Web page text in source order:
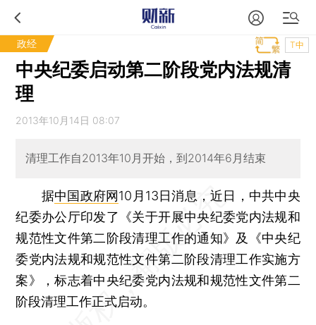
政经 T中
中央纪委启动第二阶段党内法规清
理
2013年10月14日 08:07
清理工作自2013年10月开始，到2014年6月结束
据中国政府网10月13日消息，近日，中共中央
纪委办公厅印发了《关于开展中央纪委党内法规和
规范性文件第二阶段清理工作的通知》及《中央纪
委党内法规和规范性文件第二阶段清理工作实施方
案》，标志着中央纪委党内法规和规范性文件第二
阶段清理工作正式启动。